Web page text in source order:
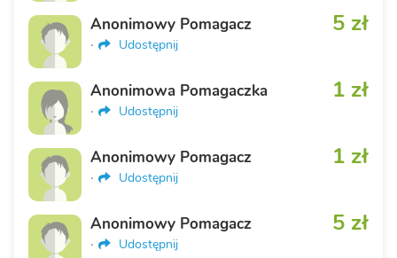
5 zł
Anonimowy Pomagacz
· Udostępnij
1 zł
Anonimowa Pomagaczka
· Udostępnij
1 zł
Anonimowy Pomagacz
· Udostępnij
5 zł
Anonimowy Pomagacz
· Udostępnij